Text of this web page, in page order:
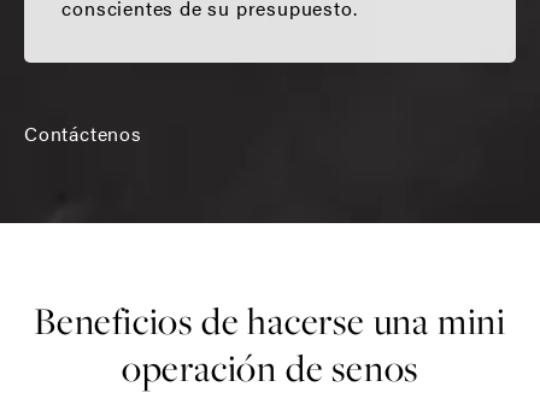
conscientes de su presupuesto.
Contáctenos
Beneficios de hacerse una mini
operación de senos